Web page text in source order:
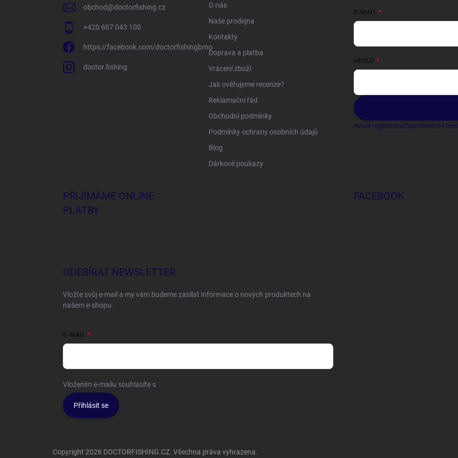
obchod@doctorfishing.cz
+420 607 043 100
https://facebook.com/doctorfishingbrno
doctor.fishing
O nás
Naše prodejna
Kontakty
Doprava a platba
Vrácení zboží
Jak ověřujeme recenze?
Reklamační řád
Obchodní podmínky
Podmínky ochrany osobních údajů
Blog
Dárkové poukazy
E-MAIL
HESLO
Nová registraceZapomenuté
PŘIJÍMÁME ONLINE
PLATBY
FACEBOOK
ODEBÍRAT NEWSLETTER
Vložte svůj e-mail a my vám budeme zasílat informace o nových produktech na
našem e-shopu.
E-MAIL
Vložením e-mailu souhlasíte s
Přihlásit se
Copyright 2026 DOCTORFISHING.CZ. Všechna práva vyhrazena.